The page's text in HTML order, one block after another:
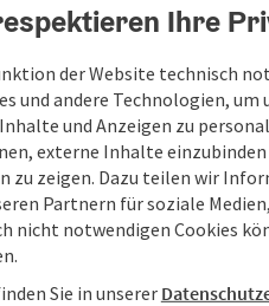
Ihre
der Website technisch
und andere Technologien,
und Anzeigen zu
externe Inhalte
zu zeigen. Dazu teilen wir
Partnern für soziale
nicht notwendigen Cookies
Sie in unserer